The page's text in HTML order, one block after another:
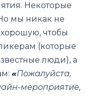
Некоторые
мы никак не
чтобы
(которые
люди), а
«Пожалуйста,
мероприятие,